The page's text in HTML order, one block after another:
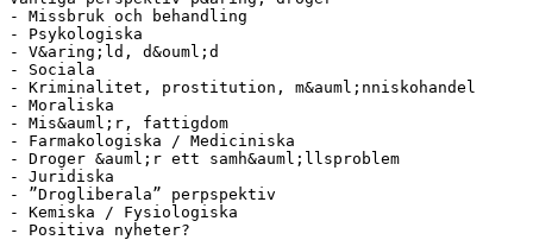
- Missbruk och behandling
- Psykologiska
- V&aring;ld, d&ouml;d
- Sociala
- Kriminalitet, prostitution, m&auml;nniskohandel
- Moraliska
- Mis&auml;r, fattigdom
- Farmakologiska / Mediciniska
- Droger &auml;r ett samh&auml;llsproblem
- Juridiska
- ”Drogliberala” perpspektiv
- Kemiska / Fysiologiska
- Positiva nyheter?